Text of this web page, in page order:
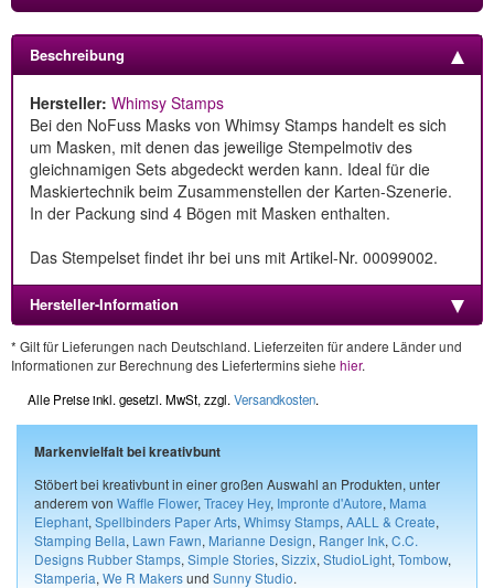
Beschreibung
Hersteller: Whimsy Stamps
Bei den NoFuss Masks von Whimsy Stamps handelt es sich
um Masken, mit denen das jeweilige Stempelmotiv des
gleichnamigen Sets abgedeckt werden kann. Ideal für die
Maskiertechnik beim Zusammenstellen der Karten-Szenerie.
In der Packung sind 4 Bögen mit Masken enthalten.
Das Stempelset findet ihr bei uns mit Artikel-Nr. 00099002.
Hersteller-Information
* Gilt für Lieferungen nach Deutschland. Lieferzeiten für andere Länder und
Informationen zur Berechnung des Liefertermins siehe hier.
Alle Preise inkl. gesetzl. MwSt, zzgl. Versandkosten.
Markenvielfalt bei kreativbunt
Stöbert bei kreativbunt in einer großen Auswahl an Produkten, unter
anderem von Waffle Flower, Tracey Hey, Impronte d'Autore, Mama
Elephant, Spellbinders Paper Arts, Whimsy Stamps, AALL & Create,
Stamping Bella, Lawn Fawn, Marianne Design, Ranger Ink, C.C.
Designs Rubber Stamps, Simple Stories, Sizzix, StudioLight, Tombow,
Stamperia, We R Makersund Sunny Studio.